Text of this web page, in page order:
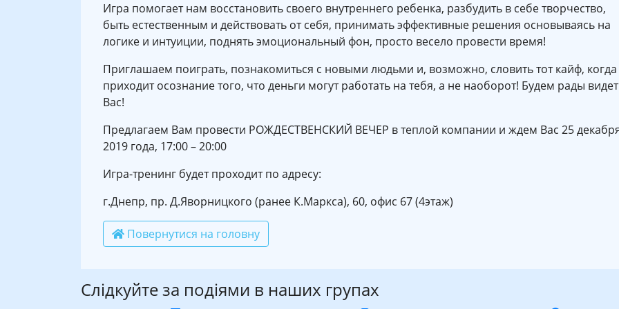
Игра помогает нам восстановить своего внутреннего ребенка, разбудить в себе творчество,
быть естественным и действовать от себя, принимать эффективные решения основываясь на
логике и интуиции, поднять эмоциональный фон, просто весело провести время!
Приглашаем поиграть, познакомиться с новыми людьми и, возможно, словить тот кайф, когда
приходит осознание того, что деньги могут работать на тебя, а не наоборот! Будем рады
Вас!
Предлагаем Вам провести РОЖДЕСТВЕНСКИЙ ВЕЧЕР в теплой компании и ждем Вас 25
2019 года, 17:00 – 20:00
Игра-тренинг будет проходит по адресу:
г.Днепр, пр. Д.Яворницкого (ранее К.Маркса), 60, офис 67 (4этаж)
Повернутися на головну
Слідкуйте за подіями в наших групах